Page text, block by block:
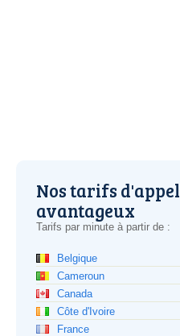
Nos tarifs d'appel
avantageux
Tarifs par minute à partir de :
Belgique
Cameroun
Canada
Côte d'Ivoire
France